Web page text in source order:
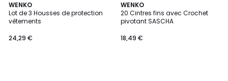
WENKO
Lot de 3 Housses de protection
vêtements
24,29 €
WENKO
20 Cintres fins avec Crochet
pivotant SASCHA
18,49 €